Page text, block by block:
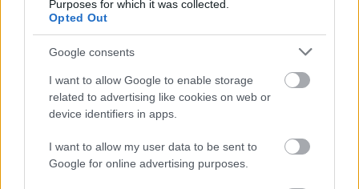
Purposes for which it was collected.
Opted Out
Google consents
I want to allow Google to enable storage
related to advertising like cookies on web or
device identifiers in apps.
I want to allow my user data to be sent to
Google for online advertising purposes.
▶